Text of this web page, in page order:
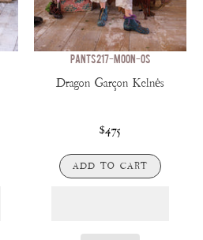
PANTS 217-MOON-OS
Dragon Garçon Kelnės
$475
ADD TO CART